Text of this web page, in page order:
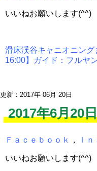
いいねお願いします(^^)
滑床渓谷キャニオニン
16:00】ガイド：フルヤ
更新：2017年 06月 20日
2017年6月20
Ｆａｃｅｂｏｏｋ ， Ｉ
いいねお願いします(^^)